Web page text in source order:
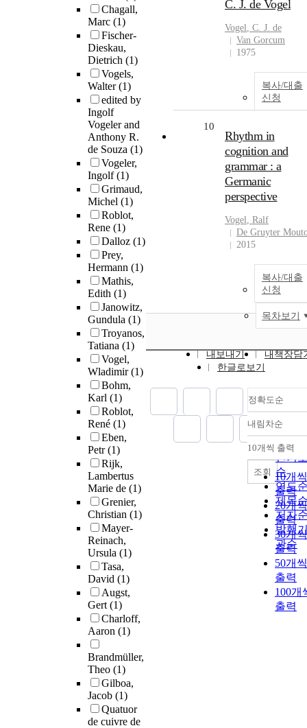
Chagall,
Marc (1)
Fischer-
Dieskau,
Dietrich (1)
Vogels,
Walter(1)
edited by
Ingolf
Vogeler and
Anthony R.
de Souza (1)
Vogeler,
Ingolf(1)
Grimaud,
Michel (1)
Roblot,
Rene (1)
Dalloz (1)
Prey,
Hermann (1)
Mathis,
Edith (1)
Janowitz,
Gundula (1)
Troyanos,
Tatiana (1)
Vogel,
Wladimir(1)
Bohm,
Karl (1)
Roblot,
René (1)
Eben,
Petr(1)
Rijk,
Lambertus
Marie de (1)
Grenier,
Christian (1)
Mayer-
Reinach,
Ursula (1)
Tasa,
David (1)
Augst,
Gert(1)
Charloff,
Aaron (1)
Brandmüller,
Theo (1)
Gilboa,
Jacob (1)
Quatuor
de cuivre de
C. J. de Vogel
Vogel, C. J. de
Van Gorcum
1975
복사/대출
신청
10
Rhythm in
cognition and
grammar : a
Germanic
perspective
Vogel, Ralf
De Gruyter
2015
복사/대출
신청
목차보기
내보내기
내책장담
한글로보기
정확도순
정확
순
인기
순
연도
제목
저자
발행
관순
내림차순
내림
10개씩 출력
10개씩
출력
20개씩
출력
30개씩
출력
50개씩
출력
100개
출력
조회